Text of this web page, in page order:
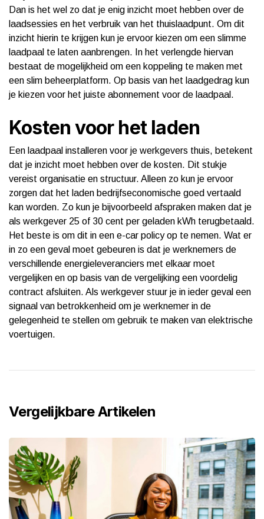
Dan is het wel zo dat je enig inzicht moet hebben over de
laadsessies en het verbruik van het thuislaadpunt. Om dit
inzicht hierin te krijgen kun je ervoor kiezen om een slimme
laadpaal te laten aanbrengen. In het verlengde hiervan
bestaat de mogelijkheid om een koppeling te maken met
een slim beheerplatform. Op basis van het laadgedrag kun
je kiezen voor het juiste abonnement voor de laadpaal.
Kosten voor het laden
Een laadpaal installeren voor je werkgevers thuis, betekent
dat je inzicht moet hebben over de kosten. Dit stukje
vereist organisatie en structuur. Alleen zo kun je ervoor
zorgen dat het laden bedrijfseconomische goed vertaald
kan worden. Zo kun je bijvoorbeeld afspraken maken dat je
als werkgever 25 of 30 cent per geladen kWh terugbetaald.
Het beste is om dit in een e-car policy op te nemen. Wat er
in zo een geval moet gebeuren is dat je werknemers de
verschillende energieleveranciers met elkaar moet
vergelijken en op basis van de vergelijking een voordelig
contract afsluiten. Als werkgever stuur je in ieder geval een
signaal van betrokkenheid om je werknemer in de
gelegenheid te stellen om gebruik te maken van elektrische
voertuigen.
Vergelijkbare Artikelen